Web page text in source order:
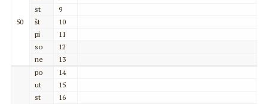
50
st
9
št
10
pi
11
so
12
ne
13
po
14
ut
15
st
16